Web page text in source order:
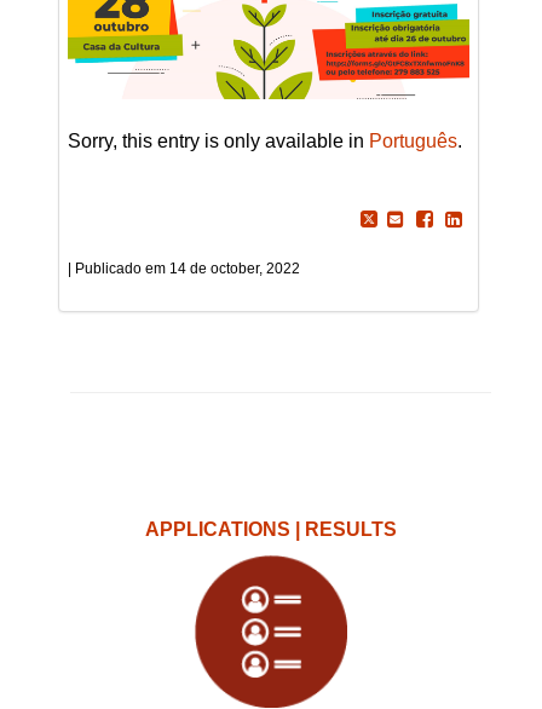
Sorry, this entry is only available in Português.
14 de october, 2022
APPLICATIONS | RESULTS